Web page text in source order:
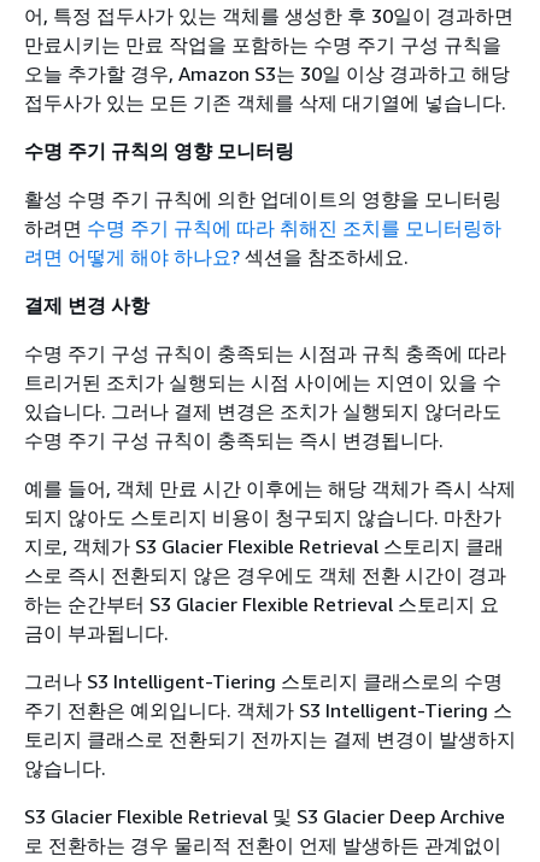
어, 특정 접두사가 있는 객체를 생성한 후 30일이 경과하면
만료시키는 만료 작업을 포함하는 수명 주기 구성 규칙을
오늘 추가할 경우, Amazon S3는 30일 이상 경과하고 해당
접두사가 있는 모든 기존 객체를 삭제 대기열에 넣습니다.
수명 주기 규칙의 영향 모니터링
활성 수명 주기 규칙에 의한 업데이트의 영향을 모니터링
하려면 수명 주기 규칙에 따라 취해진 조치를 모니터링하
려면 어떻게 해야 하나요? 섹션을 참조하세요.
결제 변경 사항
수명 주기 구성 규칙이 충족되는 시점과 규칙 충족에 따라
트리거된 조치가 실행되는 시점 사이에는 지연이 있을 수
있습니다. 그러나 결제 변경은 조치가 실행되지 않더라도
수명 주기 구성 규칙이 충족되는 즉시 변경됩니다.
예를 들어, 객체 만료 시간 이후에는 해당 객체가 즉시 삭제
되지 않아도 스토리지 비용이 청구되지 않습니다. 마찬가
지로, 객체가 S3 Glacier Flexible Retrieval 스토리지 클래
스로 즉시 전환되지 않은 경우에도 객체 전환 시간이 경과
하는 순간부터 S3 Glacier Flexible Retrieval 스토리지 요
금이 부과됩니다.
그러나 S3 Intelligent-Tiering 스토리지 클래스로의 수명
주기 전환은 예외입니다. 객체가 S3 Intelligent-Tiering 스
토리지 클래스로 전환되기 전까지는 결제 변경이 발생하지
않습니다.
S3 Glacier Flexible Retrieval 및 S3 Glacier Deep Archive
로 전환하는 경우 물리적 전환이 언제 발생하든 관계없이